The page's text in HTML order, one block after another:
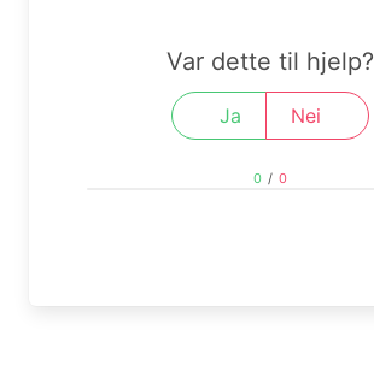
Var dette til hjelp?
Ja Nei
0 / 0